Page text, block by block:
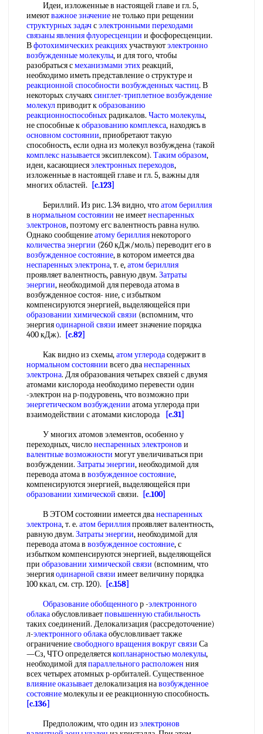
Идеи, изложенные в настоящей главе и гл. 5,
имеютважное значениене только при рещении
структурных задачсэлектронными переходами
связаныявления флуоресценции и фосфоресценции.
Вфотохимических реакцияхучаствуютэлектронно
возбужденные молекулы, и для того, чтобы
разобраться смеханизмами этихреакций,
необходимо иметь представление о структуре и
реакционной способности возбужденных частиц. В
некоторых случаяхсинглет-триплетноевозбуждение
молекулприводит кобразованию
реакционноспособныхрадикалов. Часто молекулы,
не способные кобразованию комплекса, находясь в
основном состоянии, приобретают такую
способность, если одна из молекул возбуждена (такой
комплекс называетсяэксиплексом). Таким образом,
идеи, касающиесяэлектронных переходов,
изложенные в настоящей главе и гл. 5, важны для
многих областей.
[c.123]
Бериллий. Из рис. 1.34 видно, чтоатом бериллия
в нормальном состоянии не имеетнеспаренных
электронов, поэтому егс валентность равна нулю.
Однако сообщениеатому бериллиянекоторого
количества энергии (260 кДж/моль) переводит его в
возбужденное состояние, в котором имеется два
неспаренных электрона, т. е,атом бериллия
проявляет валентность, равную двум. Затраты
энергии, необходимой для перевода атома в
возбужденное состоя- ние, с избытком
компенсируются энергией, выделяющейся при
образовании химической связи (вспомним, что
энергияодинарной связи имеет значение порядка
400 кДж).
[c.82]
Как видно из схемы,атом углеродасодержит в
нормальном состоянии всего дванеспаренных
электрона. Для образования четырех связей с двумя
атомами кислорода необходимо перевести один
-электрон на р-подуровень, что возможно при
энергетическом возбуждении атома углерода при
взаимодействии с атомами кислорода
[c.31]
У многих атомов элементов, особенно у
переходных, числонеспаренных электронов и
валентные возможности могут увеличиваться при
возбуждении. Затраты энергии, необходимой для
перевода атома в возбужденное состояние,
компенсируются энергией, выделяющейся при
образовании химической связи.
[c.100]
В ЭТОМ состоянии имеется дванеспаренных
электрона, т. е. атом бериллияпроявляет валентность,
равную двум. Затраты энергии, необходимой для
перевода атома в возбужденное состояние, с
избытком компенсируются энергией, выделяющейся
при образовании химической связи (вспомним, что
энергияодинарной связи имеет величину порядка
100 ккал, см. стр. 120).
[c.158]
Образование обобщенногор -электронного
облакаобусловливаетповышенную стабильность
таких соединений. Делокализация (рассредоточение)
л-электронного облакаобусловливает также
ограничениесвободного вращения вокруг связи Са
—Сз, ЧТО определяетсякопланарностью молекулы,
необходимой дляпараллельного расположен ния
всех четырех атомных р-орбиталей. Существенное
влияние оказываетделокализация навозбужденное
состояниемолекулы и ее реакционную способность.
[c.136]
Предположим, что один из электронов